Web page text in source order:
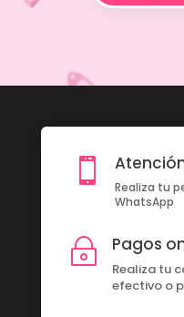

Realiza tu
WhatsApp
~ Pagos
Realiza tu
efectivo o